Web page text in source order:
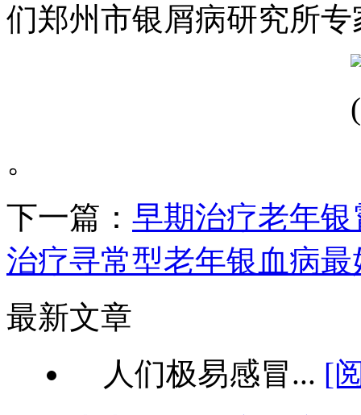
们郑州市银屑病研究所
。
下一篇： 早期治疗老年
治疗寻常型老年银血病最
最新文章
人们极易感冒... [